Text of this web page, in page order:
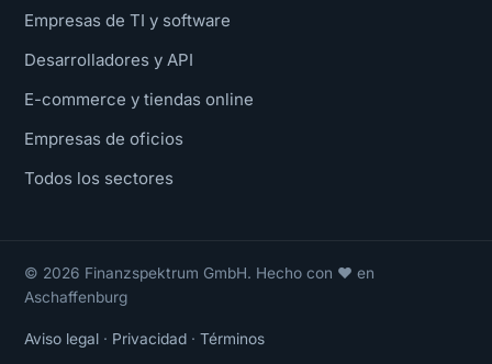
Empresas de TI y software
Desarrolladores y API
E-commerce y tiendas online
Empresas de oficios
Todos los sectores
© 2026 Finanzspektrum GmbH. Hecho con ❤ en
Aschaffenburg
Aviso legal · Privacidad · Términos